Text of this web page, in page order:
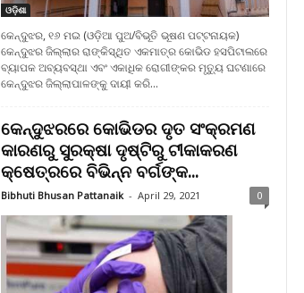
ଓଡ଼ିଶା
କେନ୍ଦୁଝର, ୧୬ ମଇ (ଓଡ଼ିଆ ପୁଅ/ବିଭୂତି ଭୂଷଣ ପଟ୍ଟନାୟକ)
କେନ୍ଦୁଝର ଜିଲ୍ଲାର ରାଙ୍କିସ୍ଥିତ ଏକମାତ୍ର କୋଭିଡ ହସପିଟାଲରେ
ବ୍ୟାପକ ଅବ୍ୟବସ୍ଥା ଏବଂ ଏକାଧିକ ରୋଗୀଙ୍କର ମୃତ୍ୟୁ ଘଟଣାରେ
କେନ୍ଦୁଝର ଜିଲ୍ଲାପାଳଙ୍କୁ ଦାୟୀ କରି...
କେନ୍ଦୁଝରରେ କୋଭିଡର ଦୃତ ସଂକ୍ରମଣ
କାରଣରୁ ସୁରକ୍ଷା ଦୃଷ୍ଟିରୁ ଟୀକାକରଣ
କ୍ଷେତ୍ରରେ ବିଭିନ୍ନ ବର୍ଗଙ୍କ...
Bibhuti Bhusan Pattanaik - April 29, 2021 0